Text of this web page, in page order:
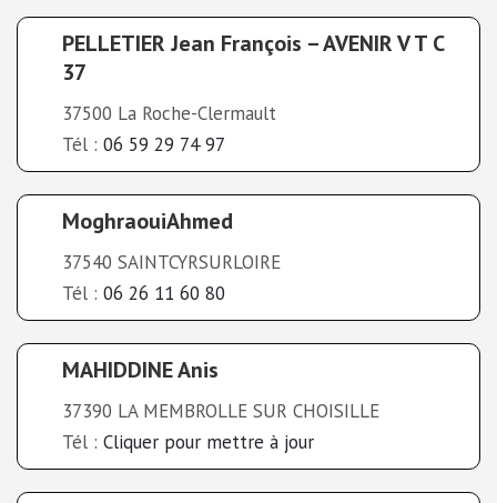
PELLETIER Jean François – AVENIR V T C
37
37500 La Roche-Clermault
Tél : 06 59 29 74 97
MoghraouiAhmed
37540 SAINTCYRSURLOIRE
Tél : 06 26 11 60 80
MAHIDDINE Anis
37390 LA MEMBROLLE SUR CHOISILLE
Tél : Cliquer pour mettre à jour